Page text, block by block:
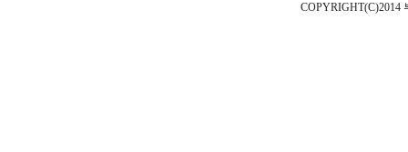
COPYRIGHT(C)2014